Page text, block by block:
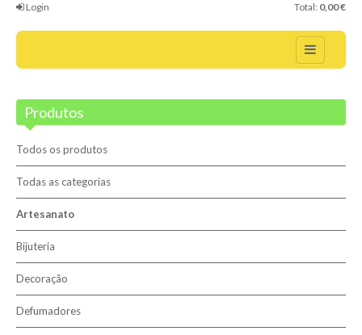
Login Total: 0,00 €
Blog
Promoções
Novidades
Terapias
Contactos
Sobre nós
Produtos
Todos os produtos
Todas as categorias
Artesanato
Bijuteria
Decoração
Defumadores